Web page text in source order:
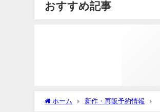
おすすめ記事
ホーム 新作・再販予約情報